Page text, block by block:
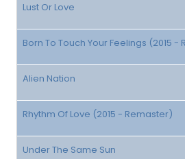
Lust Or Love
Born To Touch Your Feelings (2015 -
Alien Nation
Rhythm Of Love (2015 - Remaster)
Under The Same Sun